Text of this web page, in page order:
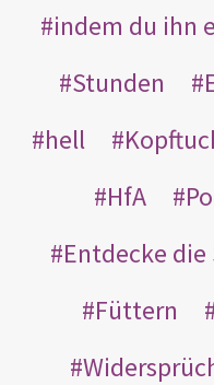
indem du ihn
Stunden
hell
HfA
Entdecke
Füttern